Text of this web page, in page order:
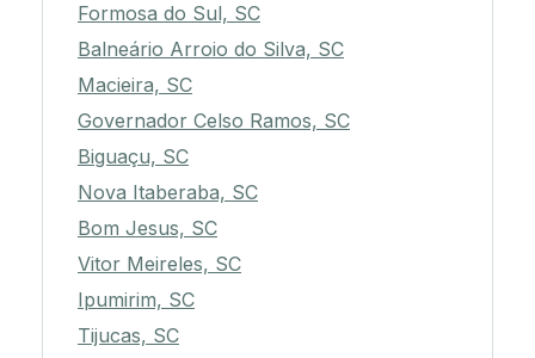
Formosa do Sul, SC
Balneário Arroio do Silva, SC
Macieira, SC
Governador Celso Ramos, SC
Biguaçu, SC
Nova Itaberaba, SC
Bom Jesus, SC
Vitor Meireles, SC
Ipumirim, SC
Tijucas, SC